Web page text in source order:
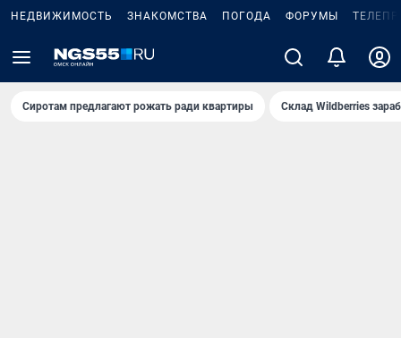
НЕДВИЖИМОСТЬ ЗНАКОМСТВА ПОГОДА ФОРУМЫ
Сиротам предлагают рожать ради квартиры Склад Wildberries